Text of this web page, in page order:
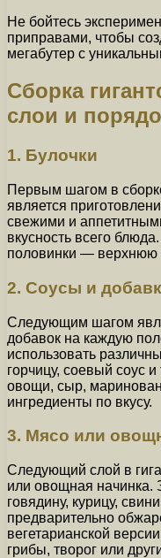
Не бойтесь
приправами, чтобы
мегабутер с
Сборка
слои и
1. Булочки
Первым шагом в
является
свежими и
вкусность всего
половинки —
2. Соусы и
Следующим шагом
добавок на каждую
использовать
горчицу, соевый соус
овощи, сыр,
ингредиенты по вкусу.
3. Мясо или
Следующий слой в
или овощная начинка.
говядину, курицу,
предварительно
вегетарианской
грибы, творог или